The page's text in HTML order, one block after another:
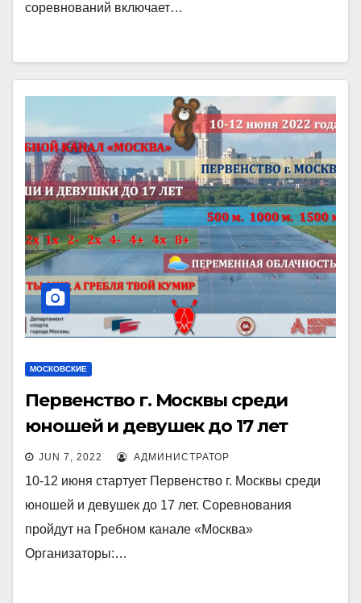
соревнований включает…
МОСКОВСКИЕ
Первенство г. Москвы среди
юношей и девушек до 17 лет
JUN 7, 2022 АДМИНИСТРАТОР
10-12 июня стартует Первенство г. Москвы среди
юношей и девушек до 17 лет. Соревнования
пройдут на Гребном канале «Москва»
Организаторы:…